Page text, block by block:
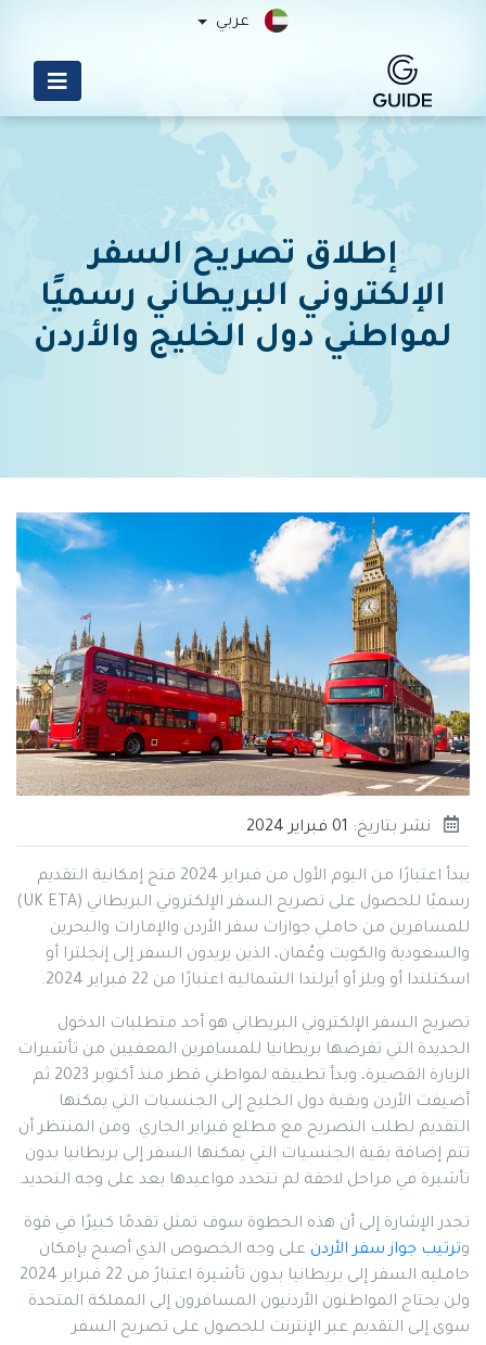
عربي
إطلاق تصريح السفر
الإلكتروني البريطاني رسميًا
لمواطني دول الخليج والأردن
نشر بتاريخ: 01 فبراير 2024
يبدأ اعتبارًا من اليوم الأول من فبراير 2024 فتح إمكانية التقديم
رسميًا للحصول على تصريح السفر الإلكتروني البريطاني (UK ETA)
للمسافرين من حاملي جوازات سفر الأردن والإمارات والبحرين
والسعودية والكويت وعُمان، الذين يريدون السفر إلى إنجلترا أو
اسكتلندا أو ويلز أو أيرلندا الشمالية اعتبارًا من 22 فبراير 2024.
تصريح السفر الإلكتروني البريطاني هو أحد متطلبات الدخول
الجديدة التي تفرضها بريطانيا للمسافرين المعفيين من تأشيرات
الزيارة القصيرة، وبدأ تطبيقه لمواطني قطر منذ أكتوبر 2023 ثم
أضيفت الأردن وبقية دول الخليج إلى الجنسيات التي يمكنها
التقديم لطلب التصريح مع مطلع فبراير الجاري. ومن المنتظر أن
تتم إضافة بقية الجنسيات التي يمكنها السفر إلى بريطانيا بدون
تأشيرة في مراحل لاحقة لم تتحدد مواعيدها بعد على وجه التحديد.
تجدر الإشارة إلى أن هذه الخطوة سوف تمثل تقدمًا كبيرًا في قوة
وترتيب جواز سفر الأردن على وجه الخصوص الذي أصبح بإمكان
حامليه السفر إلى بريطانيا بدون تأشيرة اعتبارً من 22 فبراير 2024
ولن يحتاج المواطنون الأردنيون المسافرون إلى المملكة المتحدة
سوى إلى التقديم عبر الإنترنت للحصول على تصريح السفر